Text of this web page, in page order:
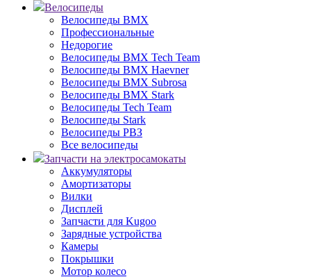
Велосипеды
Велосипеды BMX
Профессиональные
Недорогие
Велосипеды BMX Tech Team
Велосипеды BMX Haevner
Велосипеды BMX Subrosa
Велосипеды BMX Stark
Велосипеды Tech Team
Велосипеды Stark
Велосипеды РВЗ
Все велосипеды
Запчасти на электросамокаты
Аккумуляторы
Амортизаторы
Вилки
Дисплей
Запчасти для Kugoo
Зарядные устройства
Камеры
Покрышки
Мотор колесо